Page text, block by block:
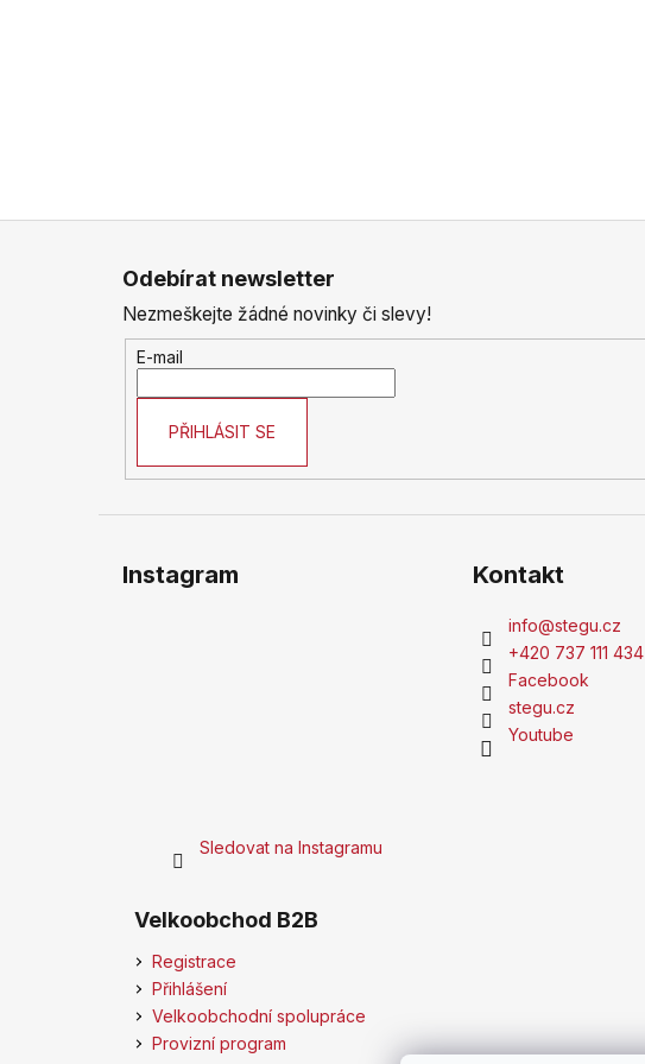
Odebírat newsletter
Nezmeškejte žádné novinky či slevy!
E-mail
PŘIHLÁSIT SE
Instagram
Sledovat na Instagramu
Kontakt
info@stegu.cz
+420 737 111 434
Facebook
stegu.cz
Youtube
Velkoobchod B2B
Registrace
Přihlášení
Velkoobchodní spolupráce
Provizní program